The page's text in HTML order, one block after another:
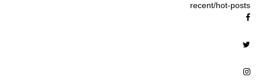
recent/hot-posts